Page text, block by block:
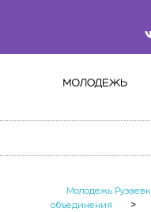
Молодежь
объединения
>